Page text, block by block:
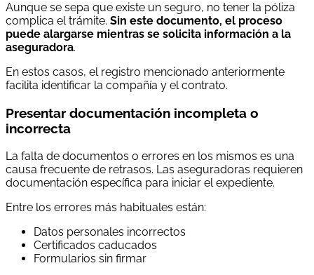
Aunque se sepa que existe un seguro, no tener la póliza
complica el trámite. Sin este documento, el proceso
puede alargarse mientras se solicita información a la
aseguradora.
En estos casos, el registro mencionado anteriormente
facilita identificar la compañía y el contrato.
Presentar documentación incompleta o
incorrecta
La falta de documentos o errores en los mismos es una
causa frecuente de retrasos. Las aseguradoras requieren
documentación específica para iniciar el expediente.
Entre los errores más habituales están:
Datos personales incorrectos
Certificados caducados
Formularios sin firmar